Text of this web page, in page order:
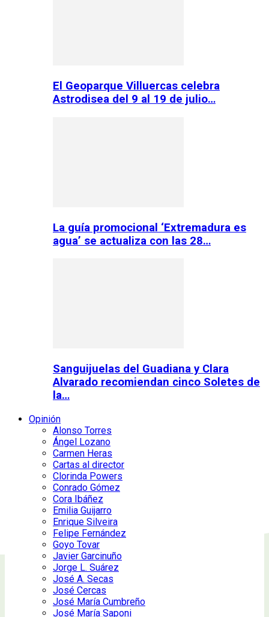
El Geoparque Villuercas celebra
Astrodisea del 9 al 19 de julio…
La guía promocional ‘Extremadura es
agua’ se actualiza con las 28…
Sanguijuelas del Guadiana y Clara
Alvarado recomiendan cinco Soletes de
la…
Opinión
Alonso Torres
Ángel Lozano
Carmen Heras
Cartas al director
Clorinda Powers
Conrado Gómez
Cora Ibáñez
Emilia Guijarro
Enrique Silveira
Felipe Fernández
Goyo Tovar
Javier Garcinuño
Jorge L. Suárez
José A. Secas
José Cercas
José María Cumbreño
José María Saponi